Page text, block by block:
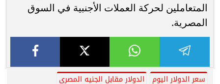
المتعاملين لحركة العملات الأجنبية في السوق
المصرية.
سعر الدولار اليوم الدولار مقابل الجنيه المصري